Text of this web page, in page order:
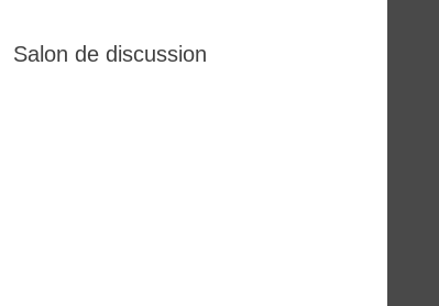
Salon de discussion